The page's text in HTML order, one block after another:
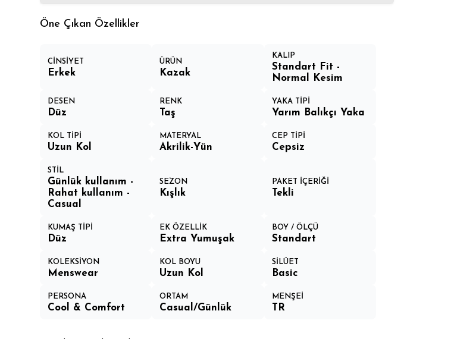
Öne Çıkan Özellikler
CİNSİYET
Erkek
ÜRÜN
Kazak
KALIP
Standart Fit -
Normal Kesim
DESEN
Düz
RENK
Taş
YAKA TİPİ
Yarım Balıkçı Yaka
KOL TİPİ
Uzun Kol
MATERYAL
Akrilik-Yün
CEP TİPİ
Cepsiz
STİL
Günlük kullanım -
Rahat kullanım -
Casual
SEZON
Kışlık
PAKET İÇERİĞİ
Tekli
KUMAŞ TİPİ
Düz
EK ÖZELLİK
Extra Yumuşak
BOY / ÖLÇÜ
Standart
KOLEKSİYON
Menswear
KOL BOYU
Uzun Kol
SİLÜET
Basic
PERSONA
Cool & Comfort
ORTAM
Casual/Günlük
MENŞEİ
TR